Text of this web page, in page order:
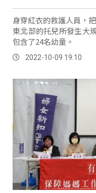
身穿紅衣的救護人員，
東北部的托兒所發生大
包含了24名幼童。
2022-10-09 19:10